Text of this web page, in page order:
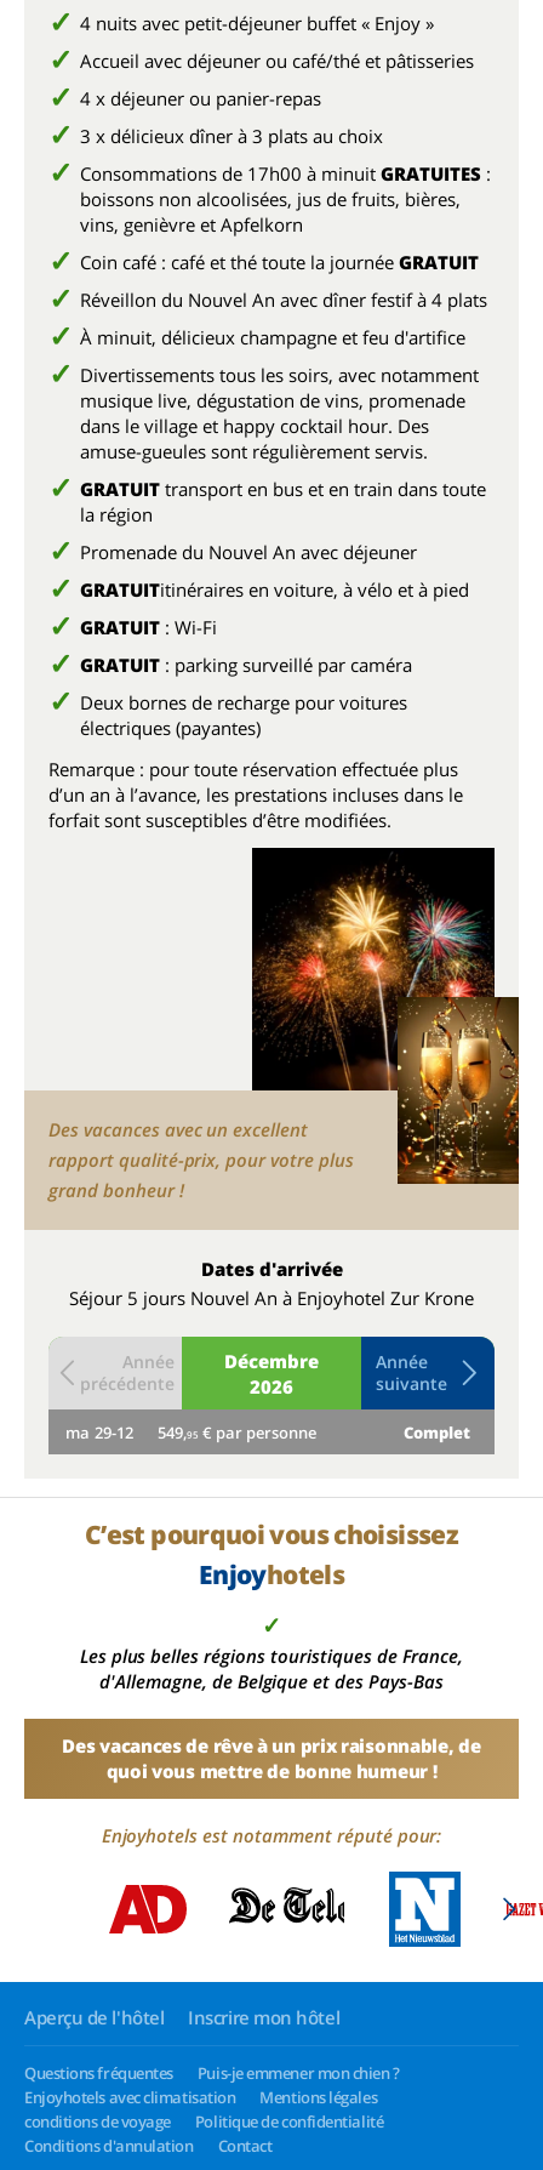
4 nuits avec petit-déjeuner buffet « Enjoy »
Accueil avec déjeuner ou café/thé et pâtisseries
4 x déjeuner ou panier-repas
3 x délicieux dîner à 3 plats au choix
Consommations de 17h00 à minuit GRATUITES :
boissons non alcoolisées, jus de fruits, bières,
vins, genièvre et Apfelkorn
Coin café : café et thé toute la journée GRATUIT
Réveillon du Nouvel An avec dîner festif à 4 plats
À minuit, délicieux champagne et feu d'artifice
Divertissements tous les soirs, avec notamment
musique live, dégustation de vins, promenade
dans le village et happy cocktail hour. Des
amuse-gueules sont régulièrement servis.
GRATUIT transport en bus et en train dans toute
la région
Promenade du Nouvel An avec déjeuner
GRATUITitinéraires en voiture, à vélo et à pied
GRATUIT : Wi-Fi
GRATUIT : parking surveillé par caméra
Deux bornes de recharge pour voitures
électriques (payantes)
Remarque : pour toute réservation effectuée plus
d’un an à l’avance, les prestations incluses dans le
forfait sont susceptibles d’être modifiées.
Des vacances avec un excellent
rapport qualité-prix, pour votre plus
grand bonheur !
Dates d'arrivée
Séjour 5 jours Nouvel An à Enjoyhotel Zur Krone
Décembre
2026
Année
précédente
Année
suivante
ma 29-12 549,95 € par personne Complet
C’est pourquoi vous choisissez
Enjoyhotels
✓
Les plus belles régions touristiques de France,
d'Allemagne, de Belgique et des Pays-Bas
Des vacances de rêve à un prix raisonnable, de
quoi vous mettre de bonne humeur !
Enjoyhotels est notamment réputé pour:
Aperçu de l'hôtel Inscrire mon hôtel
Questions fréquentes
Puis-je emmener mon chien ?
Enjoyhotels avec climatisation
Mentions légales
conditions de voyage
Politique de confidentialité
Conditions d'annulation
Contact